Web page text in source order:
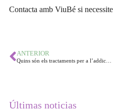
Contacta amb ViuBé si
ANTERIOR
Últimas noticias